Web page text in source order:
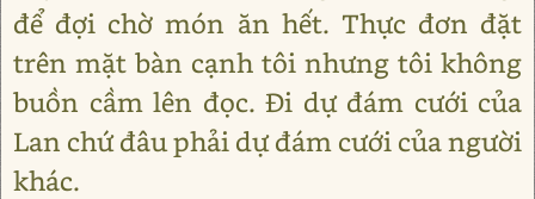
để đợi chờ món ăn hết. Thực đơn đặt
trên mặt bàn cạnh tôi nhưng tôi không
buồn cầm lên đọc. Đi dự đám cưới của
Lan chứ đâu phải dự đám cưới của người
khác.